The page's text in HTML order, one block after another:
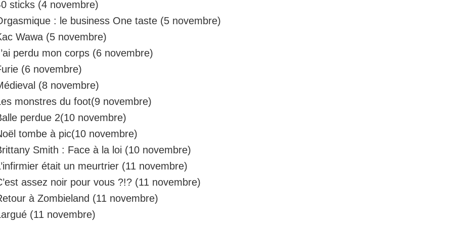
sticks (4 novembre)
: le business One taste (5 novembre)
Wawa (5 novembre)
perdu mon corps (6 novembre)
(6 novembre)
(8 novembre)
monstres du foot(9 novembre)
perdue 2(10 novembre)
tombe à pic(10 novembre)
Smith : Face à la loi (10 novembre)
était un meurtrier (11 novembre)
assez noir pour vous ?!? (11 novembre)
à Zombieland (11 novembre)
(11 novembre)